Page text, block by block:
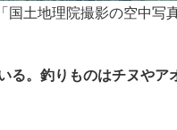
「国土地理院撮影の空中写
。釣りものはチヌやア